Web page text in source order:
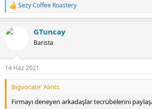
T
e
k
:
Sezy Coffee Roastery
GTuncay
Barista
14 Haz 2021
Bigvocate' Alıntı:
Firmayı deneyen arkadaşlar tecrübelerini